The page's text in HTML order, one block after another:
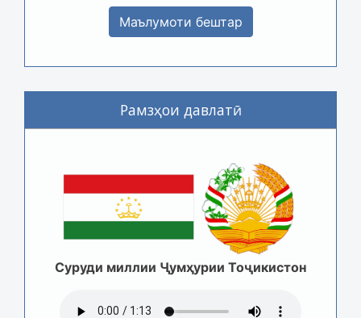
Маълумоти бештар
Рамзҳои давлатӣ
Суруди миллии Ҷумҳурии Тоҷикистон